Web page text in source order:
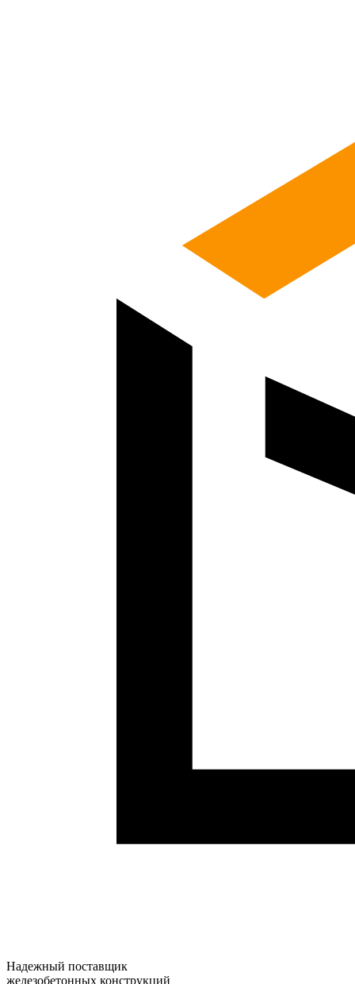
Надежный поставщик
железобетонных конструкций